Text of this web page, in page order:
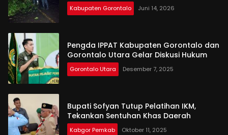
Kabupaten Gorontalo Juni 14, 2026
Pengda IPPAT Kabupaten Gorontalo dan
Gorontalo Utara Gelar Diskusi Hukum
Gorontalo Utara Desember 7, 2025
Bupati Sofyan Tutup Pelatihan IKM,
Tekankan Sentuhan Khas Daerah
Kabgor Pemkab Oktober 11, 2025